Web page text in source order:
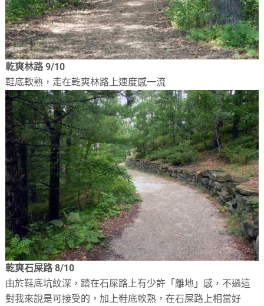
乾爽林路 9/10
鞋底軟熟，走在乾爽林路上速度感一流
乾爽石屎路 8/10
由於鞋底坑紋深，踏在石屎路上有少許「離地」感，不過這
對我來說是可接受的，加上鞋底軟熟，在石屎路上相當好